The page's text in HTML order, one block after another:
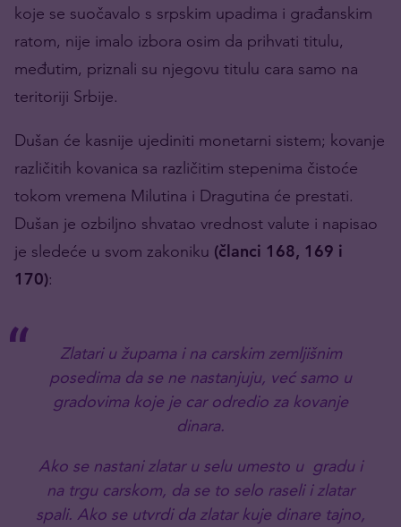
koje se suočavalo s srpskim upadima i građanskim
ratom, nije imalo izbora osim da prihvati titulu,
međutim, priznali su njegovu titulu cara samo na
teritoriji Srbije.
Dušan će kasnije ujediniti monetarni sistem; kovanje
različitih kovanica sa različitim stepenima čistoće
tokom vremena Milutina i Dragutina će prestati.
Dušan je ozbiljno shvatao vrednost valute i napisao
je sledeće u svom zakoniku (članci 168, 169 i
170):
Zlatari u župama i na carskim zemljišnim
posedima da se ne nastanjuju, već samo u
gradovima koje je car odredio za kovanje
dinara.
Ako se nastani zlatar u selu umesto u gradu i
na trgu carskom, da se to selo raseli i zlatar
spali. Ako se utvrdi da zlatar kuje dinare tajno,